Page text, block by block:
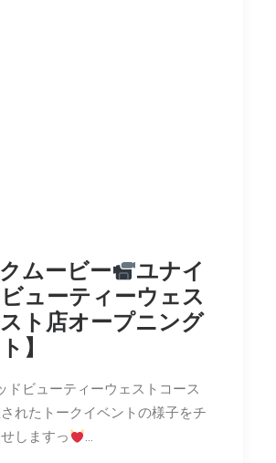
クムービー
ユナイ
ューティーウェス
スト店オープニング
】
ドビューティーウェストコース
されたトークイベントの様子をチ
しますっ
…